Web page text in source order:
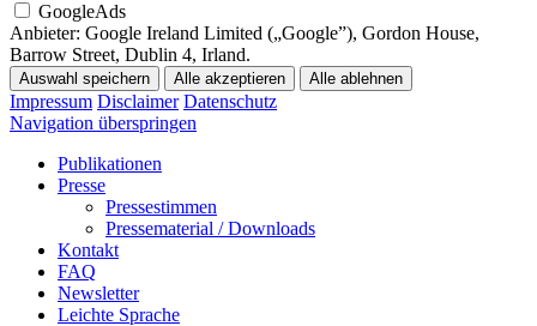
GoogleAds
Anbieter: Google Ireland Limited („Google”), Gordon House,
Barrow Street, Dublin 4, Irland.
Auswahl speichern Alle akzeptieren Alle ablehnen
Impressum Disclaimer Datenschutz
Navigation überspringen
Publikationen
Presse
Pressestimmen
Pressematerial / Downloads
Kontakt
FAQ
Newsletter
Leichte Sprache